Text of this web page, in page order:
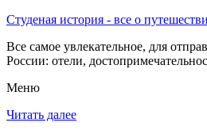
Студеная история - все о
Все самое увлекательное, для
России: отели,
Меню
Читать далее